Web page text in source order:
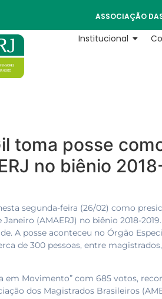
ASSOCIAÇÃO
Institucional
toma posse
no biênio
segunda-feira (26/02) como
(AMAERJ) no biênio 2018-
A posse aconteceu no Órgão
de 300 pessoas, entre
em Movimento” com 685 votos,
dos Magistrados Brasileiros